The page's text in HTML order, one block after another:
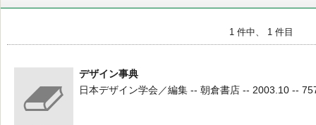
1 件中、 1 件目
デザイン事典
日本デザイン学会／編集 -- 朝倉書店 -- 2003.10 --